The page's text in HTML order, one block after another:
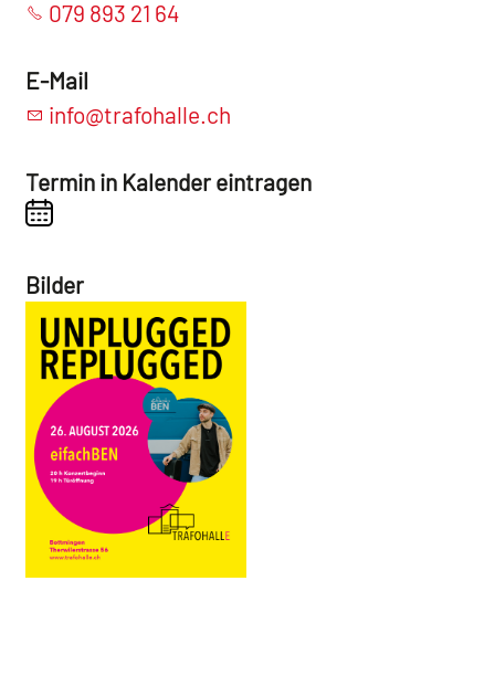
079 893 21 64
E-Mail
info@trafohalle.ch
Termin in Kalender eintragen
Bilder